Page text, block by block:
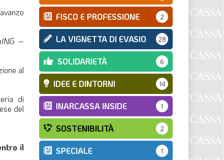
–
al
di
del
il
FISCO E PROFESSIONE 2
LA VIGNETTA DI EVASIO 28
SOLIDARIETÀ 6
IDEE E DINTORNI 14
INARCASSA INSIDE 1
SOSTENIBILITÀ 2
SPECIALE 1